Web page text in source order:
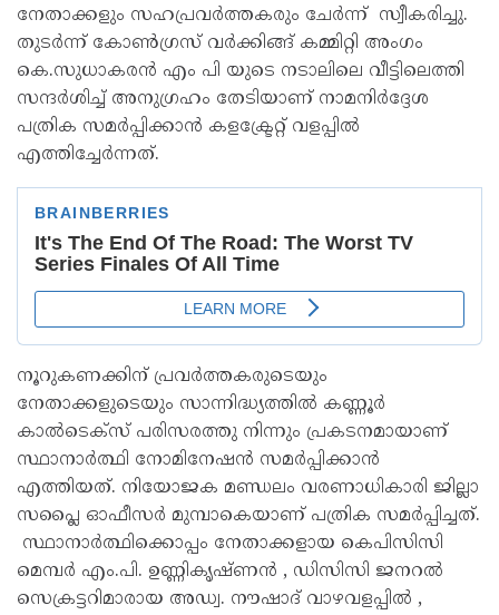
നേതാക്കളും സഹപ്രവര്‍ത്തകരും ചേര്‍ന്ന് സ്വീകരിച്ചു.
തുടര്‍ന്ന് കോണ്‍ഗ്രസ് വര്‍ക്കിങ്ങ് കമ്മിറ്റി അംഗം
കെ.സുധാകരന്‍ എം പി യുടെ നടാലിലെ വീട്ടിലെത്തി
സന്ദര്‍ശിച്ച് അനുഗ്രഹം തേടിയാണ് നാമനിര്‍ദ്ദേശ
പത്രിക സമര്‍പ്പിക്കാന്‍ കളക്ട്രേറ്റ് വളപ്പില്‍
എത്തിച്ചേര്‍ന്നത്.
നൂറുകണക്കിന് പ്രവര്‍ത്തകരുടെയും
നേതാക്കളുടെയും സാന്നിദ്ധ്യത്തില്‍ കണ്ണൂര്‍
കാല്‍ടെക്സ് പരിസരത്തു നിന്നും പ്രകടനമായാണ്
സ്ഥാനാര്‍ത്ഥി നോമിനേഷന്‍ സമര്‍പ്പിക്കാന്‍
എത്തിയത്. നിയോജക മണ്ഡലം വരണാധികാരി ജില്ലാ
സപ്ലൈ ഓഫീസര്‍ മുമ്പാകെയാണ് പത്രിക സമർപ്പിച്ചത്.
സ്ഥാനാര്‍ത്ഥിക്കൊപ്പം നേതാക്കളായ കെപിസിസി
മെമ്പര്‍ എം.പി. ഉണ്ണികൃഷ്ണന്‍ , ഡിസിസി ജനറല്‍
സെക്രട്ടറിമാരായ അഡ്വ. നൗഷാദ് വാഴവളപ്പില്‍ ,